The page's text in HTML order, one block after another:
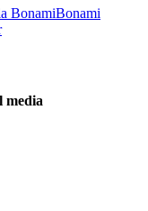
BonamiBonami
media